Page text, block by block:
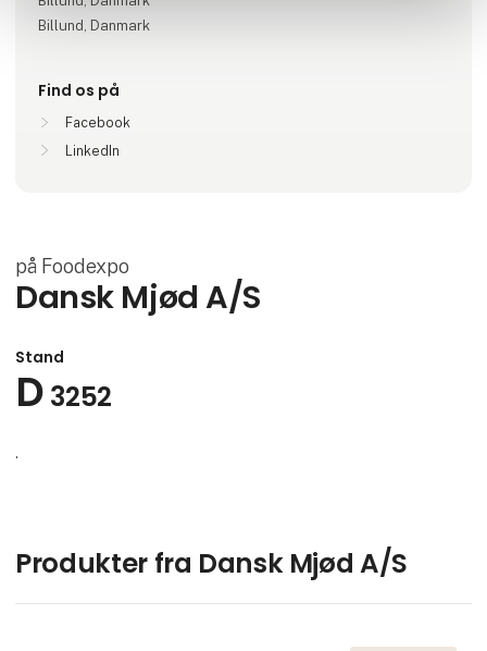
Billund, Danmark
Find os på
Facebook
LinkedIn
på Foodexpo
Dansk Mjød A/S
Stand
D 3252
.
Produkter fra Dansk Mjød A/S